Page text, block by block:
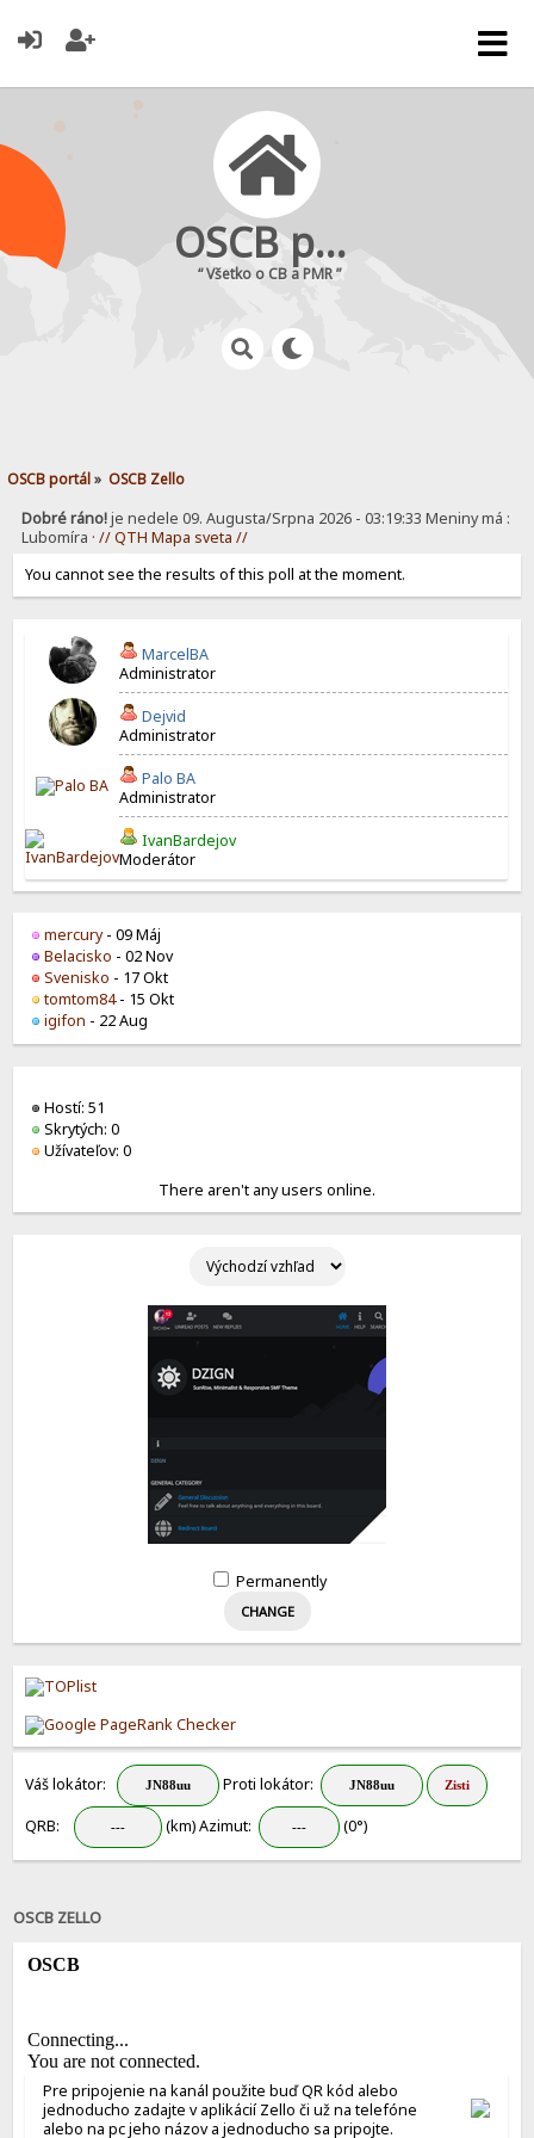
OSCB portál
“ Všetko o CB a PMR ”
OSCB portál» OSCB Zello
Dobré ráno!je nedele 09. Augusta/Srpna 2026 - 03:19:33 Meniny má :
Lubomíra · // QTH Mapa sveta //
You cannot see the results of this poll at the moment.
MarcelBA
Administrator
Dejvid
Administrator
Palo BA
Administrator
IvanBardejov
Moderátor
mercury- 09 Máj
Belacisko - 02 Nov
Svenisko - 17 Okt
tomtom84- 15 Okt
igifon - 22 Aug
Hostí: 51
Skrytých: 0
Užívateľov: 0
There aren't any users online.
Permanently
Váš lokátor: Proti lokátor:
QRB: (km) Azimut: (0°)
OSCB ZELLO
Pre pripojenie na kanál použite buď QR kód alebo
jednoducho zadajte v aplikácií Zello či už na telefóne
alebo na pc jeho názov a jednoducho sa pripojte.